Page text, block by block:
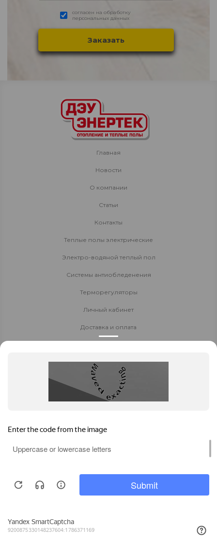
согласен на обработку
персональных данных
Главная
Новости
О компании
Статьи
Контакты
Теплые полы электрические
Электро-водяной теплый пол
Системы антиобледенения
Терморегуляторы
Личный кабинет
Доставка и оплата
Политика конфиденциальности
Контакты
8 800 700-80-40
Заказать звонок
t706566@yandex.ru
Позвонить